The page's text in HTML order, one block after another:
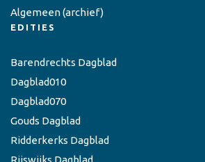
Algemeen(archief)
EDITIES
Barendrechts Dagblad
Dagblad010
Dagblad070
Gouds Dagblad
Ridderkerks Dagblad
Rijswijks Dagblad